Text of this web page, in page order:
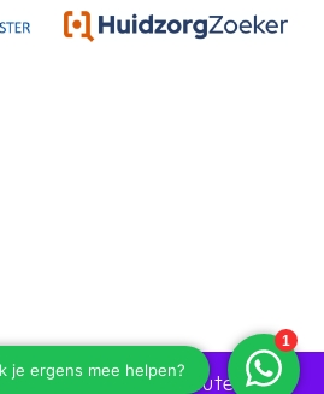
door huidtherapeuten •